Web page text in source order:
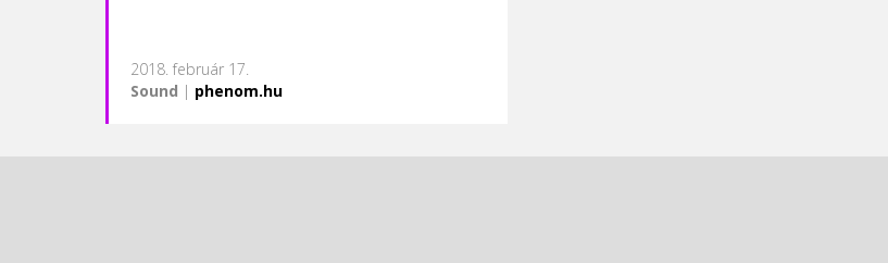
2018. február 17.
Sound | phenom.hu